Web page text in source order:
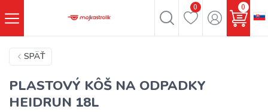
0 0
SPÄŤ
PLASTOVÝ KÔŠ NA ODPADKY
HEIDRUN 18L